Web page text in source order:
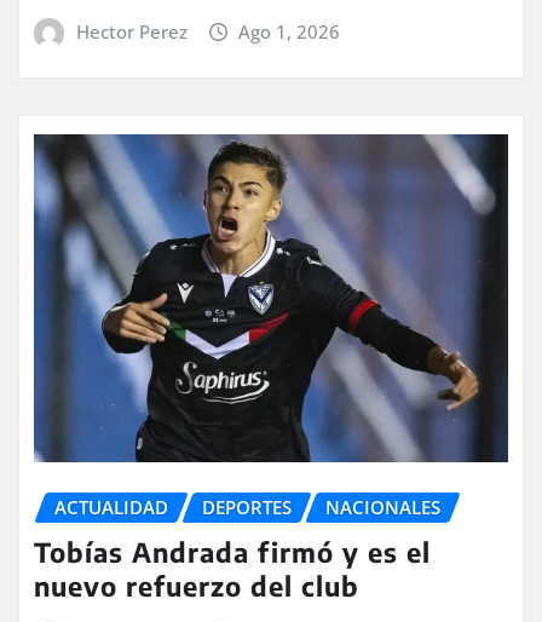
Hector Perez Ago 1, 2026
ACTUALIDAD DEPORTES NACIONALES
Tobías Andrada firmó y es el
nuevo refuerzo del club